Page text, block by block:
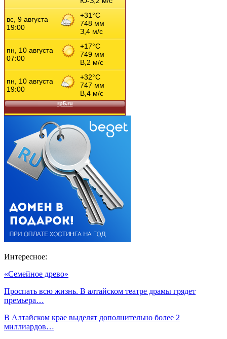
Интересное:
«Семейное древо»
Проспать всю жизнь. В алтайском театре драмы грядет
премьера…
В Алтайском крае выделят дополнительно более 2
миллиардов…